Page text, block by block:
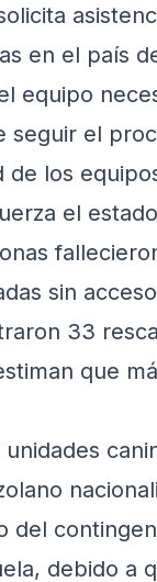
en el país
equipo
seguir el
de los
el
sin
33
que
del
debido a